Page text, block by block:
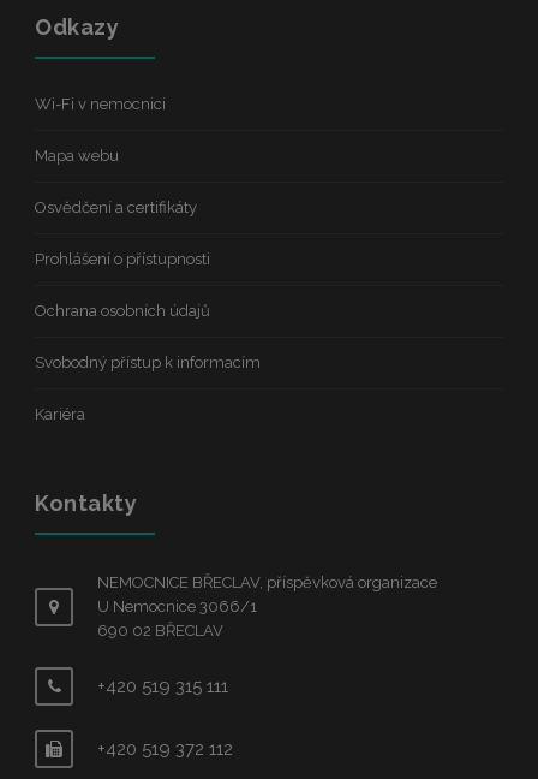
Odkazy
Wi-Fi v nemocnici
Mapa webu
Osvědčení a certifikáty
Prohlášení o přístupnosti
Ochrana osobních údajů
Svobodný přístup k informacím
Kariéra
Kontakty
NEMOCNICE BŘECLAV, příspěvková organizace
U Nemocnice 3066/1
690 02 BŘECLAV
+420 519 315 111
+420 519 372 112